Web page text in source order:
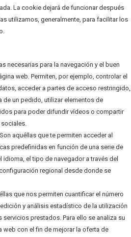
La cookie dejará de funcionar después
utilizamos, generalmente, para facilitar los
necesarias para la navegación y el buen
web. Permiten, por ejemplo, controlar el
acceder a partes de acceso restringido,
de un pedido, utilizar elementos de
para poder difundir vídeos o compartir
aquéllas que te permiten acceder al
predefinidas en función de una serie de
el tipo de navegador a través del
regional desde donde se
que nos permiten cuantificar el número
y análisis estadístico de la utilización
prestados. Para ello se analiza su
web con el fin de mejorar la oferta de